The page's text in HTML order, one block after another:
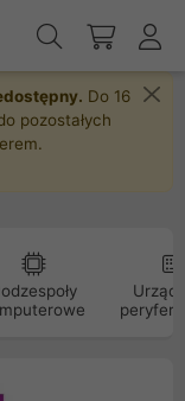
Do 16
pozostałych